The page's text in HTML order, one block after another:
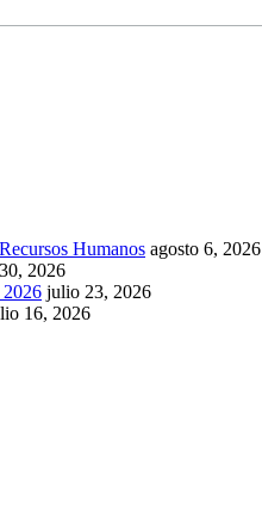
Humanos agosto 6, 2026
2026
2026 julio 23, 2026
16, 2026